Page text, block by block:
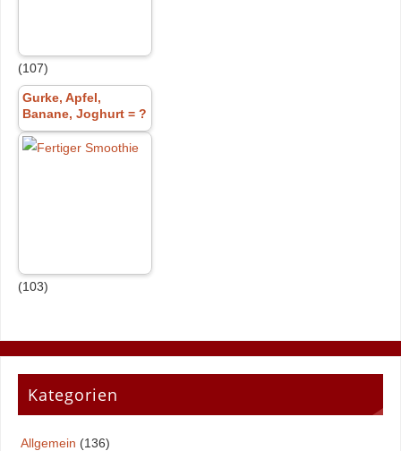
(107)
Gurke, Apfel,
Banane, Joghurt = ?
(103)
Kategorien
Allgemein (136)